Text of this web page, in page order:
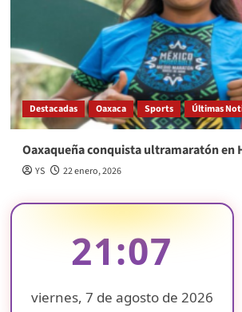
Destacadas Oaxaca Sports Últimas
Oaxaqueña conquista ultramaratón en
YS 22 enero, 2026
21:07
viernes, 7 de agosto de 2026